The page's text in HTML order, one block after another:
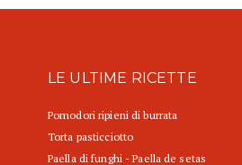
LE ULTIME RICETTE
Pomodori ripieni di burrata
Torta pasticciotto
Paella di funghi - Paella de setas